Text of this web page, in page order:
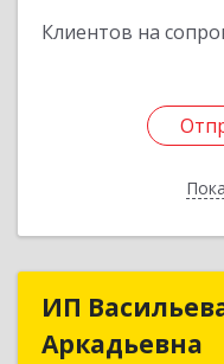
Клиентов на
ИП
Аркадьевна
ИП